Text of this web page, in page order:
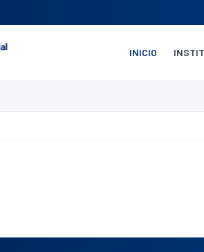
INICIO